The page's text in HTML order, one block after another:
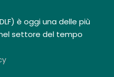
è oggi una delle più
settore del tempo